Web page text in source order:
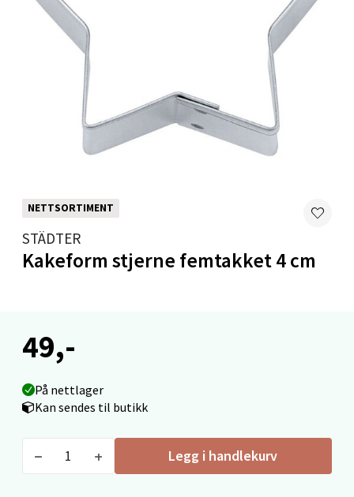
NETTSORTIMENT
STÄDTER
Kakeform stjerne femtakket 4 cm
49,-
På nettlager
Kan sendes til butikk
Legg i handlekurv
Stavanger og Sandnes - Kvadrat
Gamle Stokkavei 1, 4313 Sandnes
Åpent i dag 10-21
0 i butikk
Åpent i dag 10-21
0 i butikk